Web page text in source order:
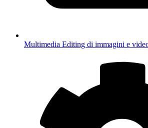
Multimedia Editing di immagini e